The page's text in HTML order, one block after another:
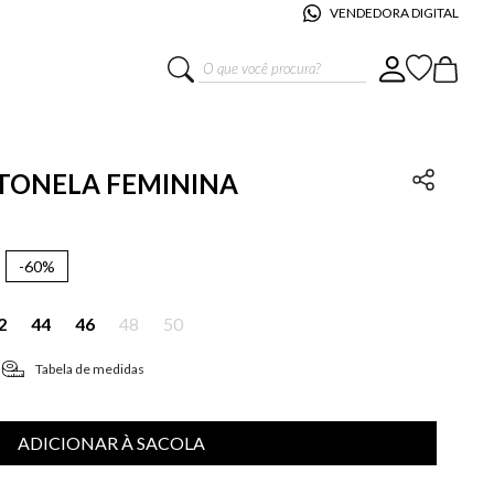
VENDEDORA DIGITAL
O que você procura?
FEMININA
-60%
44 46 48 50
Tabela de medidas
ADICIONAR À SACOLA